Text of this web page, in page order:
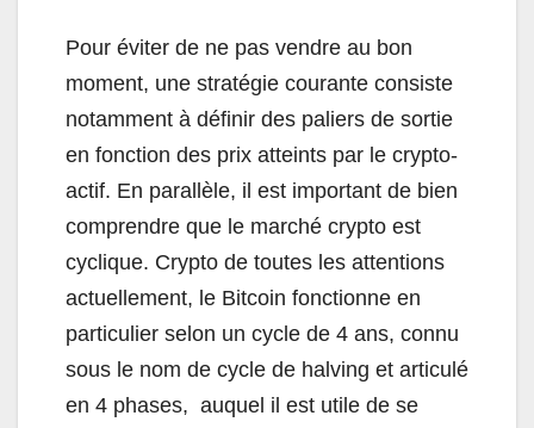
Pour éviter de ne pas vendre au bon
moment, une stratégie courante consiste
notamment à définir des paliers de sortie
en fonction des prix atteints par le crypto-
actif. En parallèle, il est important de bien
comprendre que le marché crypto est
cyclique. Crypto de toutes les attentions
actuellement, le Bitcoin fonctionne en
particulier selon un cycle de 4 ans, connu
sous le nom de cycle de halving et articulé
en 4 phases, auquel il est utile de se